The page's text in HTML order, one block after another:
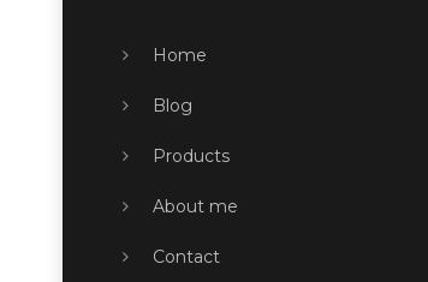
Home
Blog
Products
About me
Contact